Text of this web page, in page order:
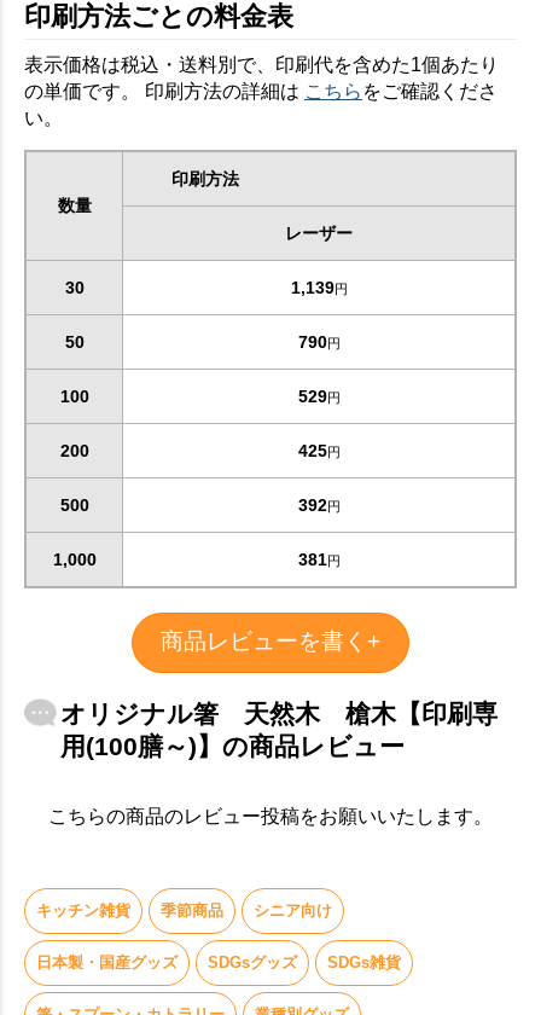
お買い物を続ける カートへ進む
印刷方法ごとの料金表
表示価格は税込・送料別で、印刷代を含めた1個あたり
の単価です。 印刷方法の詳細は こちら をご確認くださ
い。
数量
印刷方法
レーザー
30 1,139円
50 790円
100 529円
200 425円
500 392円
1,000 381円
商品レビューを書く+
オリジナル箸 天然木 槍木【印刷専
用(100膳～)】の商品レビュー
こちらの商品のレビュー投稿をお願いいたします。
キッチン雑貨 季節商品 シニア向け
日本製・国産グッズ SDGsグッズ SDGs雑貨